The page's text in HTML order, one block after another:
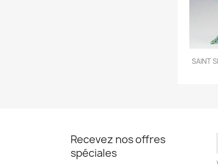

SAINT
Recevez nos offres
spéciales